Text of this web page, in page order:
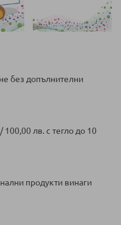
без допълнителни
лв. с тегло до 10
продукти винаги